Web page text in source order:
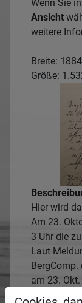
Wenn Sie
Ansicht
weitere
Breite:
Größe:
Hier wird
Am 23.
3 Uhr die
Laut
BergComp.
am 23.
brannte